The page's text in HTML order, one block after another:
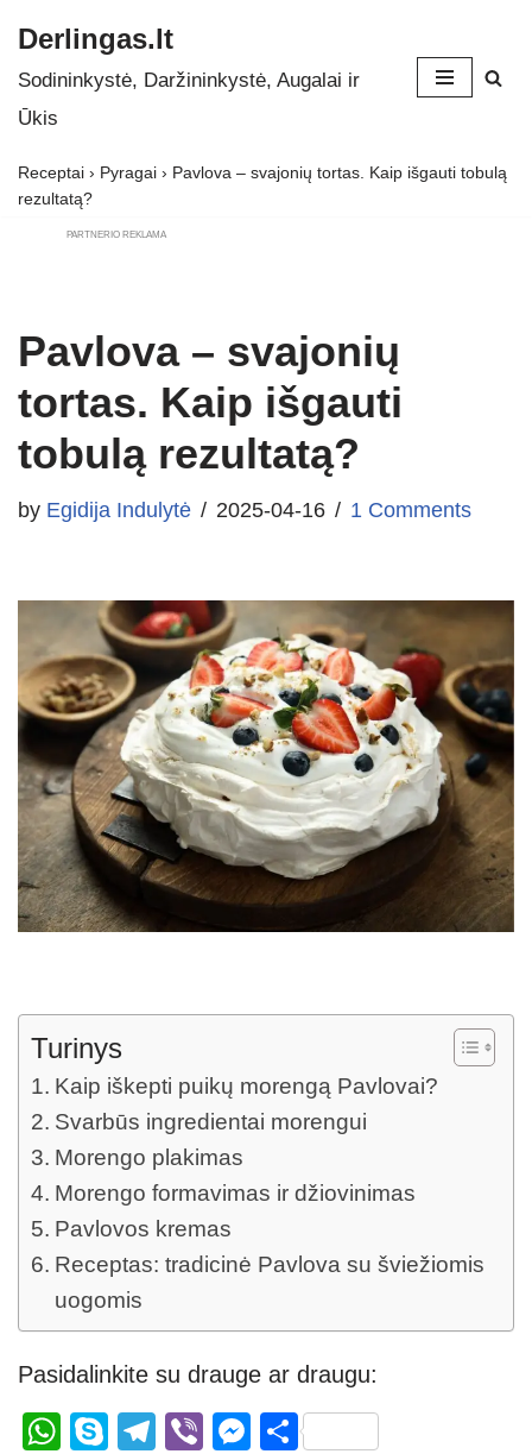
Skip
to
Derlingas.lt
Sodininkystė, Daržininkystė, Augalai ir
Ūkis
Receptai › Pyragai › Pavlova – svajonių tortas. Kaip išgauti tobulą
rezultatą?
PARTNERIO REKLAMA
Pavlova – svajonių
tortas. Kaip išgauti
tobulą rezultatą?
by Egidija Indulytė 2025-04-16 1 Comments
Turinys
Kaip iškepti puikų morengą Pavlovai?
Svarbūs ingredientai morengui
Morengo plakimas
Morengo formavimas ir džiovinimas
Pavlovos kremas
Receptas: tradicinė Pavlova su šviežiomis
uogomis
Pasidalinkite su drauge ar draugu:
W
S
T
Vi
M S